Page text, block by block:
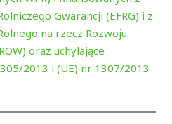
Gwarancji (EFRG) i z
na rzecz Rozwoju
oraz uchylające
2013 i (UE) nr 1307/2013